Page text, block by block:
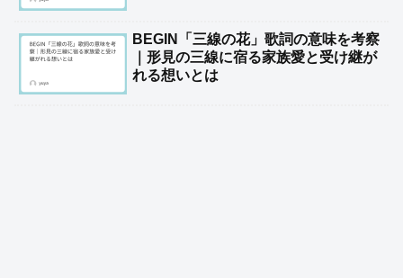
BEGIN「三線の花」歌詞の意味を考察
｜形見の三線に宿る家族愛と受け継が
れる想いとは